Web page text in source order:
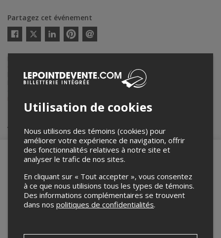
Partagez cet événement
Twitter
billets pour ses événements.
Pour plus d’information à propos de cet événement, veuillez
contacter l’organisateur de l’événement,Le Terminal Comédie Club
Achat de billets
Merci de confirmer que vous n'êtes pas un
robot ci-bas.
Utilisation de cookies
Nous utilisons des témoins (cookies) pour
améliorer votre expérience de navigation, offrir
des fonctionnalités relatives à notre site et
analyser le trafic de nos sites.
En cliquant sur « Tout accepter », vous consentez
à ce que nous utilisions tous les types de témoins.
Des informations complémentaires se trouvent
dans nos politiques de confidentialités.